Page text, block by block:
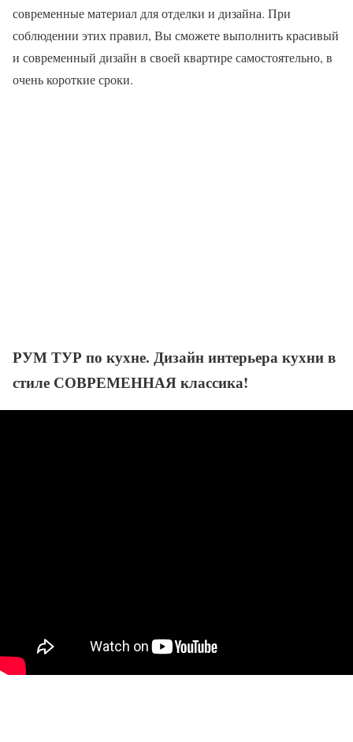
современные материал для отделки и дизайна. При
соблюдении этих правил, Вы сможете выполнить красивый
и современный дизайн в своей квартире самостоятельно, в
очень короткие сроки.
РУМ ТУР по кухне. Дизайн интерьера кухни в
стиле СОВРЕМЕННАЯ классика!